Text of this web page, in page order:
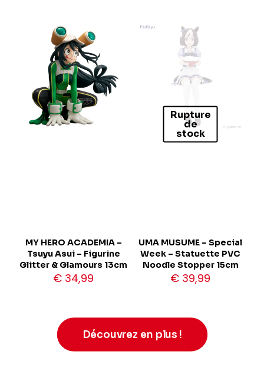
MY HERO ACADEMIA –
Tsuyu Asui – Figurine
Glitter & Glamours 13cm
€ 34,99
Rupture
de
stock
UMA MUSUME – Special
Week – Statuette PVC
Noodle Stopper 15cm
€ 39,99
Découvrez en plus !